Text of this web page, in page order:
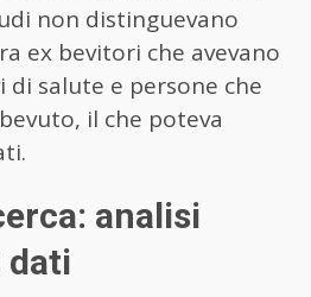
non distinguevano
ex bevitori che avevano
di salute e persone che
il che poteva
analisi
dati